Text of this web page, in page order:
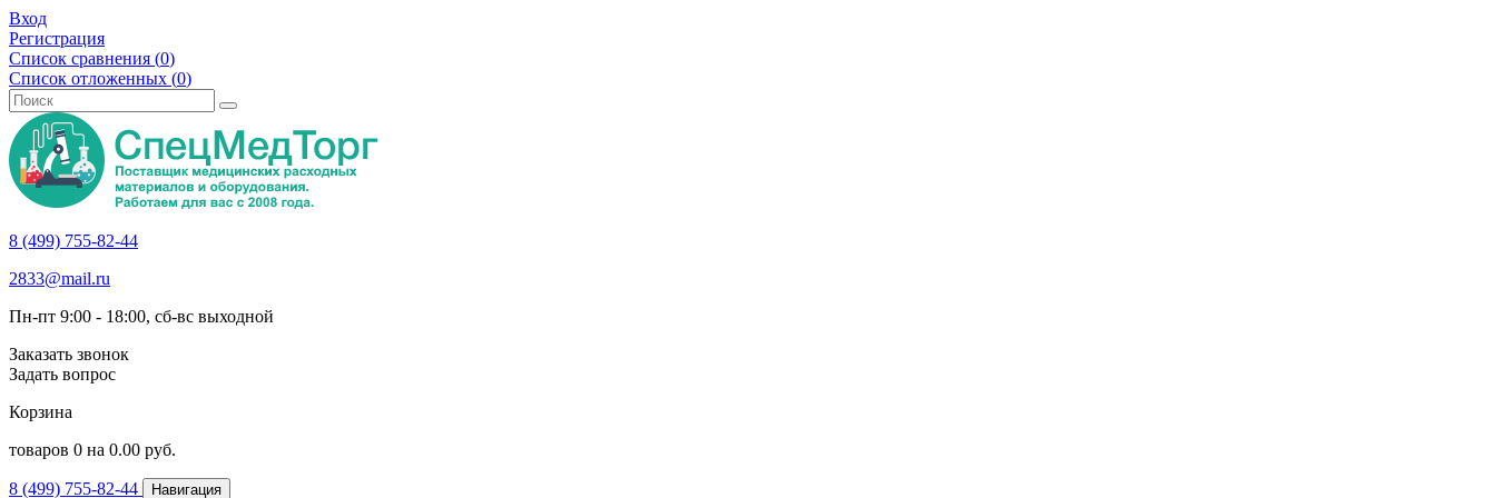
Вход
Регистрация
Список сравнения (0)
Список отложенных (0)
8 (499) 755-82-44
2833@mail.ru
Пн-пт 9:00 - 18:00, сб-вс выходной
Заказать звонок
Задать вопрос
Корзина
товаров 0 на 0.00 руб.
8 (499) 755-82-44 Навигация